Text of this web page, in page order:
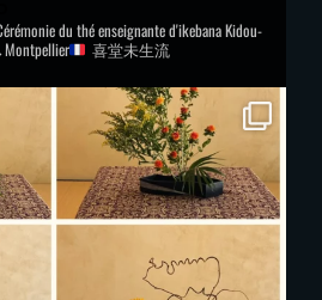
du théenseignante d'ikebana Kidou-
喜堂未生流